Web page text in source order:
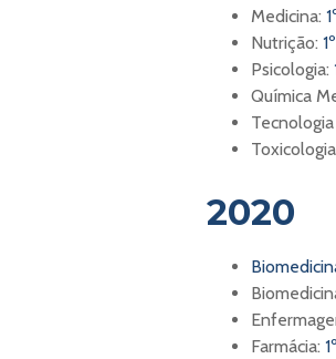
Medicina:
Nutrição:
Psicologia:
Química
2020
Farmácia: